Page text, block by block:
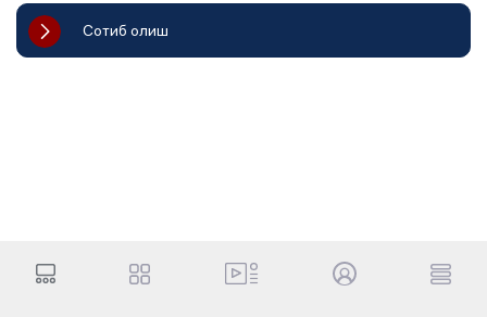
Сотиб олиш